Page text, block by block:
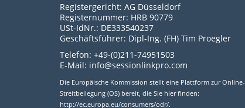
Registergericht: AG Düsseldorf
Registernummer: HRB 90779
USt-IdNr.: DE333540237
Geschäftsführer: Dipl-Ing. (FH) Tim Proegler
Telefon: +49-(0)211-74951503
E-Mail: info@sessionlinkpro.com
Die Europäische Kommission stellt eine Plattform zur Online-
Streitbeilegung (OS) bereit, die Sie hier finden:
http://ec.europa.eu/consumers/odr/.